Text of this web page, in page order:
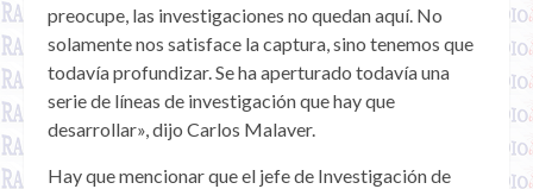
preocupe, las investigaciones no quedan aquí. No
solamente nos satisface la captura, sino tenemos que
todavía profundizar. Se ha aperturado todavía una
serie de líneas de investigación que hay que
desarrollar», dijo Carlos Malaver.
Hay que mencionar que el jefe de Investigación de